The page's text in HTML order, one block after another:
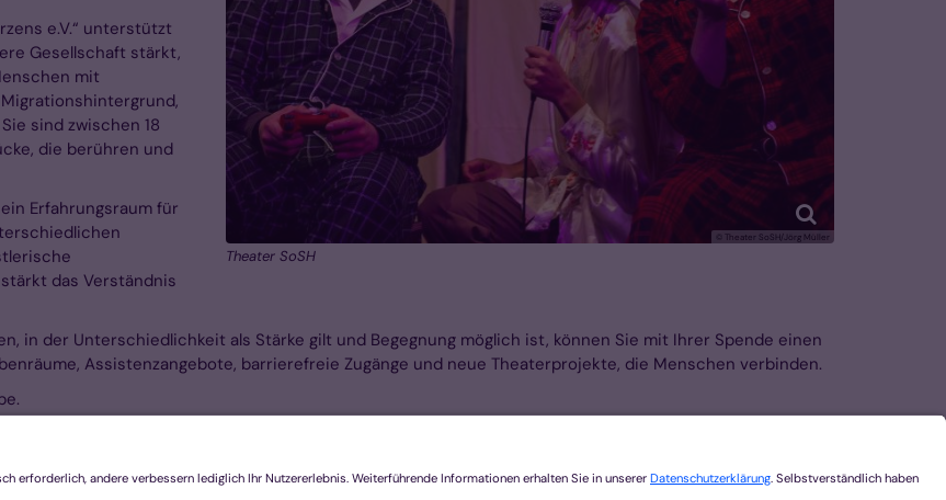
© Theater SoSH/Jörg Müller
Theater SoSH
e.V.“ unterstützt
Gesellschaft stärkt,
mit
sind zwischen 18
die berühren und
Erfahrungsraum für
das Verständnis
in der Unterschiedlichkeit als Stärke gilt und Begegnung möglich ist, können Sie mit Ihrer Spende einen
Assistenzangebote, barrierefreie Zugänge und neue Theaterprojekte, die Menschen verbinden.